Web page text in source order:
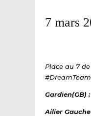
7 mars
Place au 7
Gardien(GB)
Ailier